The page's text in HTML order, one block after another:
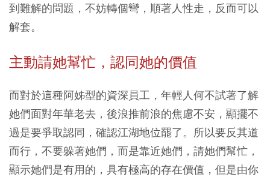
到難解的問題，不妨轉個彎，順著人性走，反而可以
解套。
主動請她幫忙，認同她的價值
而對於這種阿姊型的資深員工，年輕人何不試著了解
她們面對年華老去，後浪推前浪的焦慮不安，顯擺不
過是要爭取認同，確認江湖地位罷了。所以要反其道
而行，不要躲著她們，而是靠近她們，請她們幫忙，
顯示她們是有用的，具有極高的存在價值，但是由你